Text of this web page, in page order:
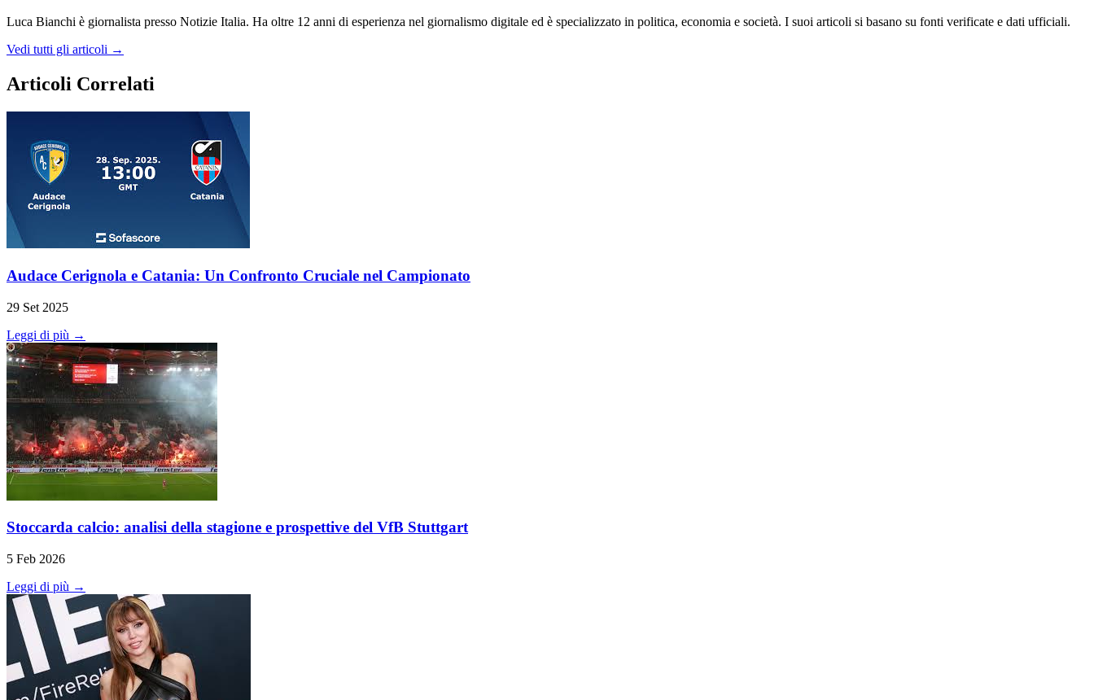
Luca Bianchi è giornalista presso Notizie Italia. Ha oltre 12 anni di esperienza nel giornalismo digitale ed è specializzato in politica, economia e società. I suoi articoli si basano su fonti verificate e dati ufficiali.
Vedi tutti gli articoli →
Articoli Correlati
Audace Cerignola e Catania: Un Confronto Cruciale nel Campionato
29 Set 2025
Leggi di più →
Stoccarda calcio: analisi della stagione e prospettive del VfB Stuttgart
5 Feb 2026
Leggi di più →